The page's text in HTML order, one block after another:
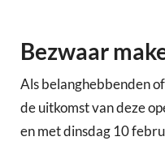
Bezwaar
Als belanghebbenden
de uitkomst van deze
en met dinsdag 10